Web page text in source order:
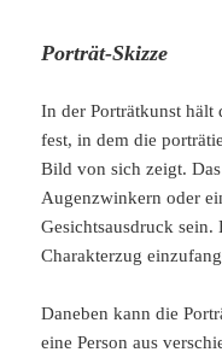
Porträt-Skizze
In der Porträtkunst hält
fest, in dem die
Bild von sich zeigt.
Augenzwinkern oder
Gesichtsausdruck
Charakterzug
Daneben kann die
eine Person aus